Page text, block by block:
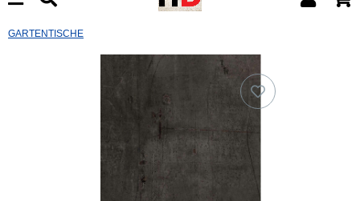
GARTENTISCHE